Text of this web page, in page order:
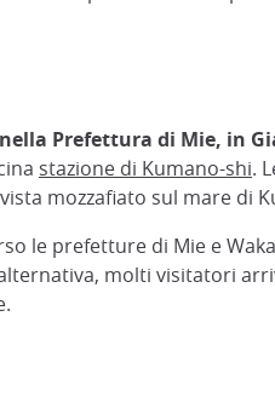
Prefettura di Mie, in
stazione di Kumano-shi.
mozzafiato sul mare di
le prefetture di Mie e
molti visitatori